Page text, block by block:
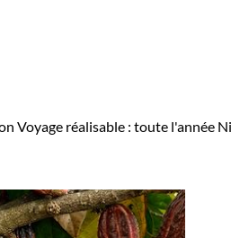
Voyage réalisable : toute l'année